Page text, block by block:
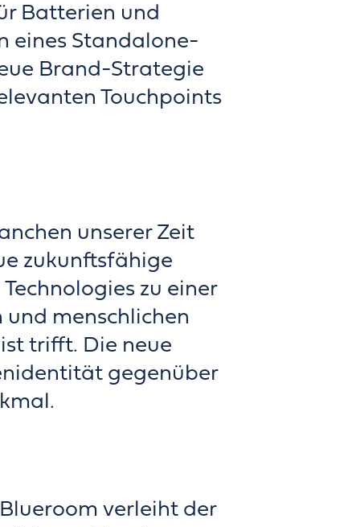
Batterien und
eines Standalone-
Brand-Strategie
Touchpoints
unserer Zeit
zukunftsfähige
zu einer
menschlichen
trifft. Die neue
gegenüber
verleiht der